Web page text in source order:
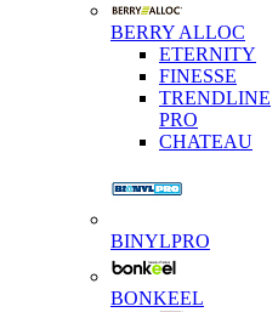
BERRY ALLOC
ETERNITY
FINESSE
TRENDLINE
PRO
CHATEAU
BINYLPRO
BONKEEL